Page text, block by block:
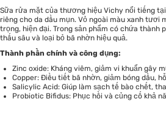
Sữa rửa mặt của thương hiệu Vichy nổi tiếng
riêng cho da dầu mụn. Vỏ ngoài màu xanh tươi
trọng, hiện đại. Trong sản phẩm có chứa thành
thấu sâu và loại bỏ bã nhờn hiệu quả.
Thành phần chính và công dụng:
Zinc oxide: Kháng viêm, giảm vi khuẩn gây
Copper: Điều tiết bã nhờn, giảm bóng dầu,
Salicylic Acid: Giúp làm sạch tế bào chết,
Probiotic Bifidus: Phục hồi và củng cố khả